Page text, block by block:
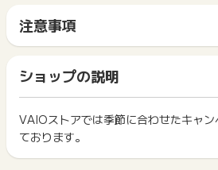
キャンセル、返品となった場合
VAIOストア（https://
O製品注文、またAmazon店・楽天市
【獲得の調査に必要な項目】
・オーダーID
サンクスメール、またはマイページ（
ださい。
サイトに移動してからお申し込みやお
間に、同じブラウザ（※）で他のサイ
ト獲得ができません。
「 ショッピングでポイントGET 」ボ
ス・お買い物利用時で、デバイス・ブ
イント獲得ができません。
2回以上同じお買い物・サービスをご
ポイントタウンに戻り、「 ショッピン
注意事項
一部のサービスにつきましては、1商
は切り捨てとなります。
ポイント獲得が1ポイント未満のもの
ント履歴には記載されません。
原則として広告主側のポイント等を利
につきましては、ポイントタウンのポ
まれません。
ショップの説明
VAIOストアでは季節に合わせたキャ
ております。